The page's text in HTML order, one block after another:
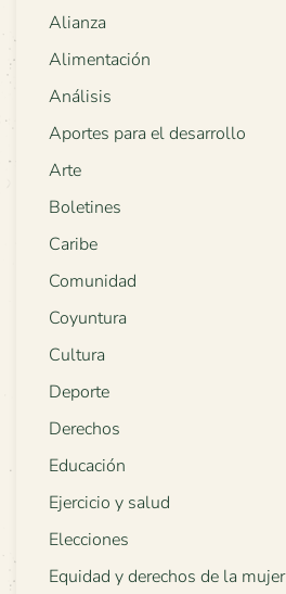
Alianza
Alimentación
Análisis
Aportes para el desarrollo
Arte
Boletines
Caribe
Comunidad
Coyuntura
Cultura
Deporte
Derechos
Educación
Ejercicio y salud
Elecciones
Equidad y derechos de la mujer